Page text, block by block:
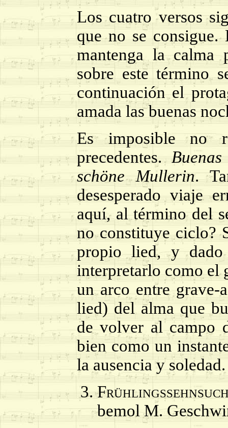
Los cuatro versos
que no se consigue.
mantenga la calma
sobre este término
continuación el
amada las buenas
Es imposible no
precedentes.
schöne Mullerin.
desesperado viaje
aquí, al término del
no constituye ciclo?
propio lied, y dado
interpretarlo como el
un arco entre grave-
lied) del alma que
de volver al campo
bien como un
la ausencia y soledad.
bemol M.